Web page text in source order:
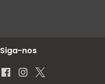
Siga-nos